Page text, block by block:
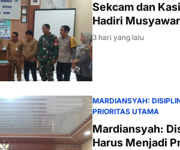
Sekcam dan
Hadiri
3 hari yang lalu
MARDIANSYAH:
PRIORITAS UTAMA
Mardiansyah:
Harus Menjadi